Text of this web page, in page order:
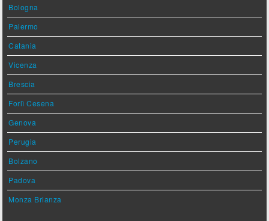
Bologna
Palermo
Catania
Vicenza
Brescia
Forlì Cesena
Genova
Perugia
Bolzano
Padova
Monza Brianza